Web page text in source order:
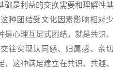
础是利益的交换需要和理解性基
种团结受文化因素影响相对少
心理互足式团结，就是共识、
往实现认同感、归属感、亲切
这种满足建立在共识、共趣、